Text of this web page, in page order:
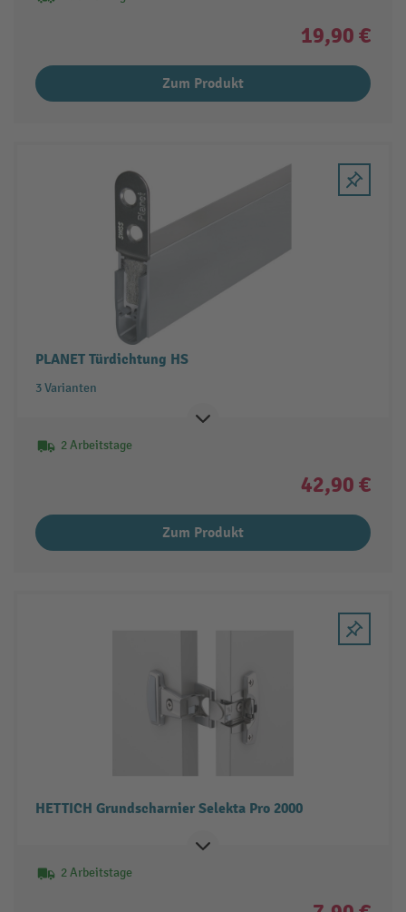
19,90 €
Zum Produkt
PLANET Türdichtung HS
3 Varianten
2 Arbeitstage
42,90 €
Zum Produkt
HETTICH Grundscharnier Selekta Pro 2000
2 Arbeitstage